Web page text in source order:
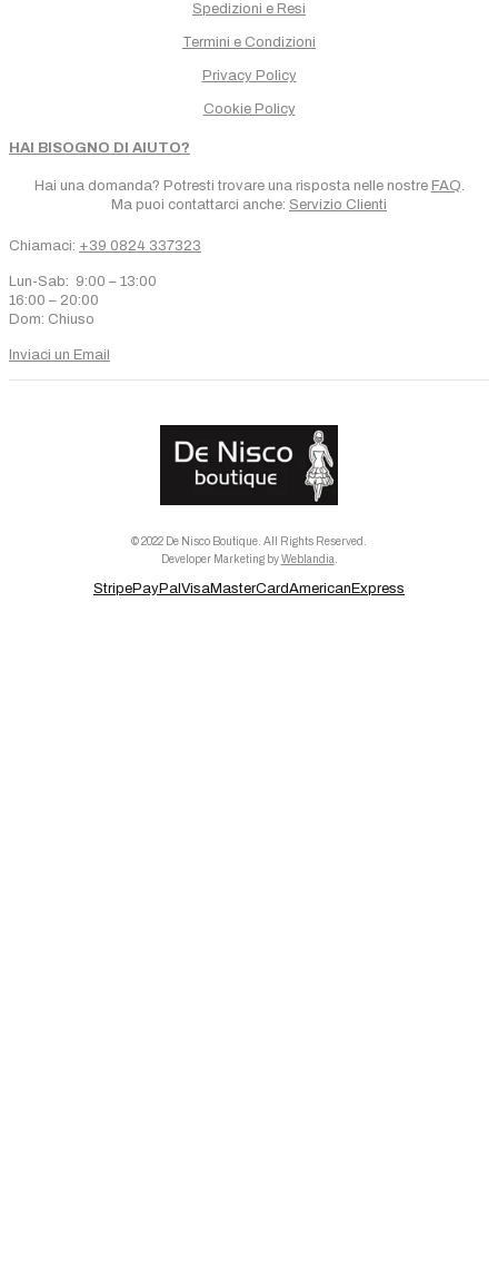
Spedizioni e Resi
Termini e Condizioni
Privacy Policy
Cookie Policy
HAI BISOGNO DI AIUTO?
Hai una domanda? Potresti trovare una risposta nelle nostre FAQ
Ma puoi contattarci anche: Servizio Clienti
Chiamaci: +39 0824 337323
Lun-Sab: 9:00 – 13:00
16:00 – 20:00
Dom: Chiuso
Inviaci un Email
© 2022 De Nisco Boutique. All Rights Reserved.
Developer Marketing byWeblandia
StripePayPalVisaMasterCardAmericanExpress